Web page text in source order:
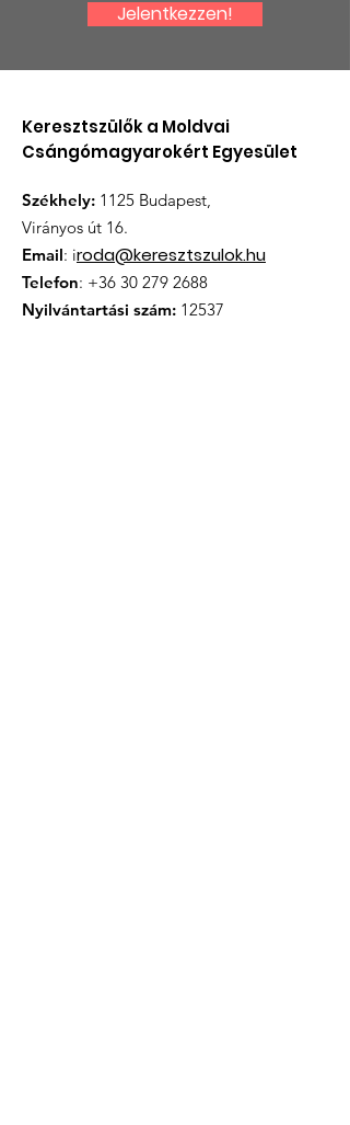
Halász Péterre
Jelentkezzen!
Keresztszülők a Moldvai
Csángómagyarokért Egyesület
Székhely: 1125 Budapest,
Virányos út 16.
Email: iroda@keresztszulok.hu
Telefon: +36 30 279 2688
Nyilvántartási szám: 12537